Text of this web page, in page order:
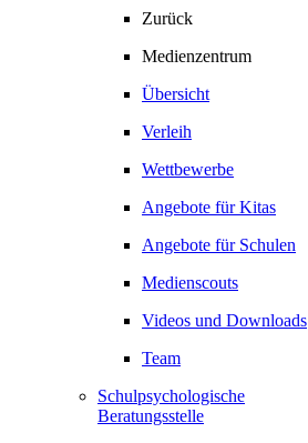
Zurück
Medienzentrum
Übersicht
Verleih
Wettbewerbe
Angebote für Kitas
Angebote für Schulen
Medienscouts
Videos und Downloads
Team
Schulpsychologische
Beratungsstelle